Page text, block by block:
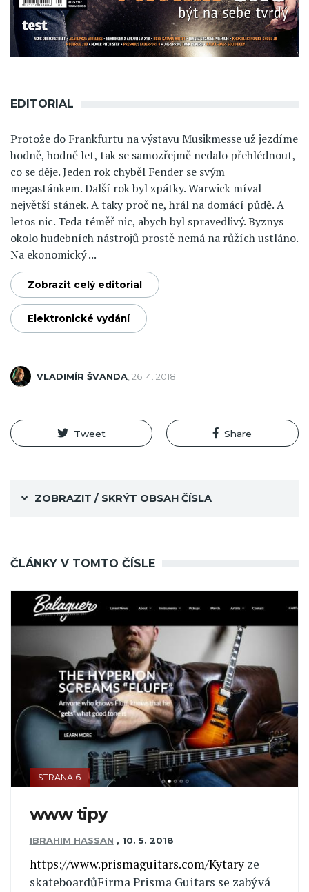
EDITORIAL
Protože do Frankfurtu na výstavu Musikmesse už jezdíme
hodně, hodně let, tak se samozřejmě nedalo přehlédnout,
co se děje. Jeden rok chyběl Fender se svým
megastánkem. Další rok byl zpátky. Warwick míval
největší stánek. A taky proč ne, hrál na domácí půdě. A
letos nic. Teda téměř nic, abych byl spravedlivý. Byznys
okolo hudebních nástrojů prostě nemá na růžích ustláno.
Na ekonomický ...
Zobrazit celý editorial
Elektronické vydání
VLADIMÍR ŠVANDA 26. 4. 2018
Tweet Share
ZOBRAZIT / SKRÝT OBSAH ČÍSLA
ČLÁNKY V TOMTO ČÍSLE
STRANA 6
www tipy
IBRAHIM HASSAN , 10. 5. 2018
https://www.prismaguitars.com/Kytaryze
skateboardůFirma Prisma Guitars se zabývá